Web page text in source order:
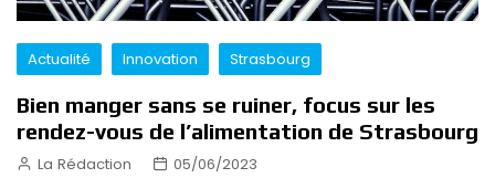
Actualité Innovation Strasbourg
Bien manger sans se ruiner, focus sur les
rendez-vous de l’alimentation de Strasbourg
La Rédaction 05/06/2023